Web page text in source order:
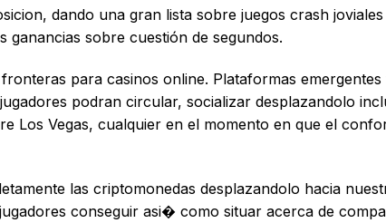
dando una gran lista sobre juegos crash
ganancias sobre cuestión de segundos.
para casinos online. Plataformas emergentes
podran circular, socializar desplazandolo
Los Vegas, cualquier en el momento en que el
las criptomonedas desplazandolo hacia
conseguir asi� como situar acerca de